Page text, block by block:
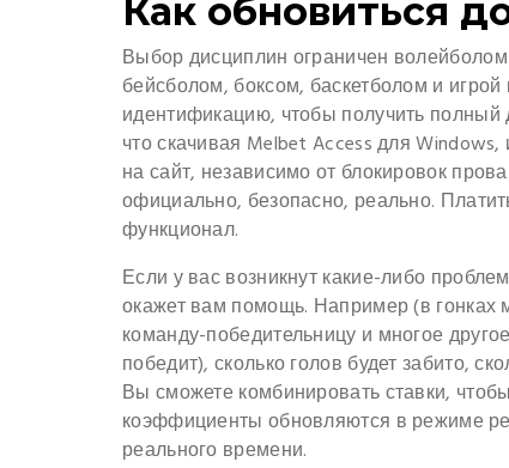
Как обновиться
Выбор дисциплин ограничен
бейсболом, боксом, баскетболом и игрой
идентификацию, чтобы получить полный
что скачивая Melbet Access для
на сайт, независимо от блокировок
официально, безопасно, реально.
функционал.
Если у вас возникнут какие-либо
окажет вам помощь. Например (в гонках
команду-победительницу и многое
победит), сколько голов будет забито,
Вы сможете комбинировать ставки,
коэффициенты обновляются в режиме
реального времени.